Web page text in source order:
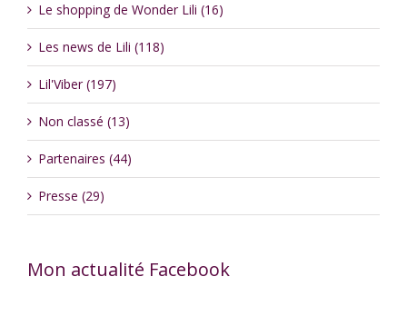
Le shopping de Wonder Lili (16)
Les news de Lili (118)
Lil'Viber (197)
Non classé (13)
Partenaires (44)
Presse (29)
Mon actualité Facebook